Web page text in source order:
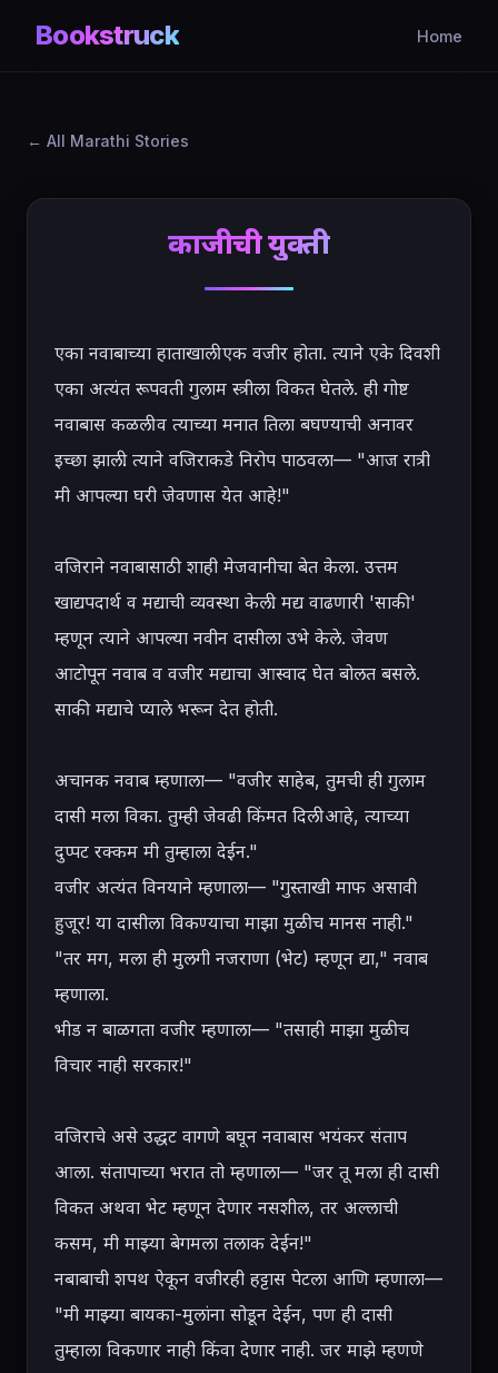
Bookstruck Home
All Marathi Stories
काजीची युक्ती
एका नवाबाच्या हाताखाली एक वजीर होता. त्याने एके दिवशी
एका अत्यंत रूपवती गुलाम स्त्रीला विकत घेतले. ही गोष्ट
नवाबास कळली व त्याच्या मनात तिला बघण्याची अनावर
इच्छा झाली. त्याने वजिराकडे निरोप पाठवला— "आज रात्री
मी आपल्या घरी जेवणास येत आहे!"
वजिराने नवाबासाठी शाही मेजवानीचा बेत केला. उत्तम
खाद्यपदार्थ व मद्याची व्यवस्था केली. मद्य वाढणारी 'साकी'
म्हणून त्याने आपल्या नवीन दासीला उभे केले. जेवण
आटोपून नवाब व वजीर मद्याचा आस्वाद घेत बोलत बसले.
साकी मद्याचे प्याले भरून देत होती.
अचानक नवाब म्हणाला— "वजीर साहेब, तुमची ही गुलाम
दासी मला विका. तुम्ही जेवढी किंमत दिली आहे, त्याच्या
दुप्पट रक्कम मी तुम्हाला देईन."
वजीर अत्यंत विनयाने म्हणाला— "गुस्ताखी माफ असावी
हुजूर! या दासीला विकण्याचा माझा मुळीच मानस नाही."
"तर मग, मला ही मुलगी नजराणा (भेट) म्हणून द्या," नवाब
म्हणाला.
भीड न बाळगता वजीर म्हणाला— "तसाही माझा मुळीच
विचार नाही सरकार!"
वजिराचे असे उद्धट वागणे बघून नवाबास भयंकर संताप
आला. संतापाच्या भरात तो म्हणाला— "जर तू मला ही दासी
विकत अथवा भेट म्हणून देणार नसशील, तर अल्लाची
कसम, मी माझ्या बेगमला तलाक देईन!"
नबाबाची शपथ ऐकून वजीरही हट्टास पेटला आणि म्हणाला—
"मी माझ्या बायका-मुलांना सोडून देईन, पण ही दासी
तुम्हाला विकणार नाही किंवा देणार नाही. जर माझे म्हणणे